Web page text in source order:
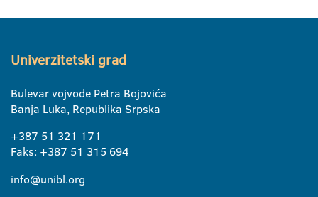
Univerzitetski grad
Bulevar vojvode Petra Bojovića
Banja Luka, Republika Srpska
+387 51 321 171
Faks: +387 51 315 694
info@unibl.org